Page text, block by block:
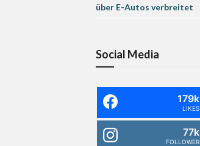
über E-Autos verbreitet
Social Media
179k
LIKES
77k
FOLLOWER